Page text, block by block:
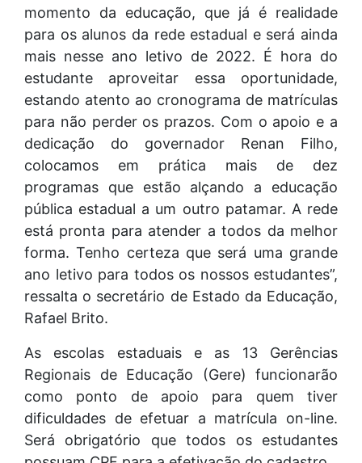
momento da educação, que já é realidade
para os alunos da rede estadual e será ainda
mais nesse ano letivo de 2022. É hora do
estudante aproveitar essa oportunidade,
estando atento ao cronograma de matrículas
para não perder os prazos. Com o apoio e a
dedicação do governador Renan Filho,
colocamos em prática mais de dez
programas que estão alçando a educação
pública estadual a um outro patamar. A rede
está pronta para atender a todos da melhor
forma. Tenho certeza que será uma grande
ano letivo para todos os nossos estudantes”,
ressalta o secretário de Estado da Educação,
Rafael Brito.
As escolas estaduais e as 13 Gerências
Regionais de Educação (Gere) funcionarão
como ponto de apoio para quem tiver
dificuldades de efetuar a matrícula on-line.
Será obrigatório que todos os estudantes